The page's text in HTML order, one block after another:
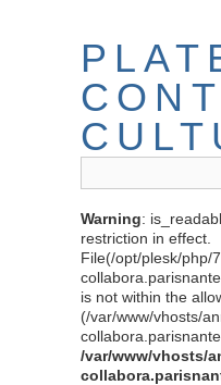
Warning:
restriction in effect.
File(/opt/plesk/php/
is not within the
(/var/www/vhosts/
/var/www/vhosts/